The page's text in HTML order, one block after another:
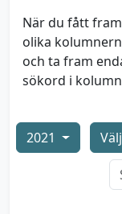
När du fått
olika
och ta fram
sökord i
2021